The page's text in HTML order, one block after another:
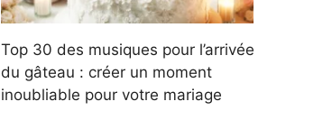
Top 30 des musiques pour l’arrivée
du gâteau : créer un moment
inoubliable pour votre mariage